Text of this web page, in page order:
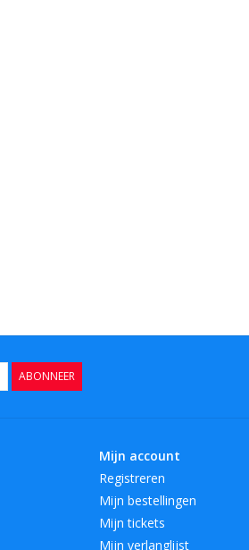
ABONNEER
Mijn account
Registreren
Mijn bestellingen
Mijn tickets
Mijn verlanglijst